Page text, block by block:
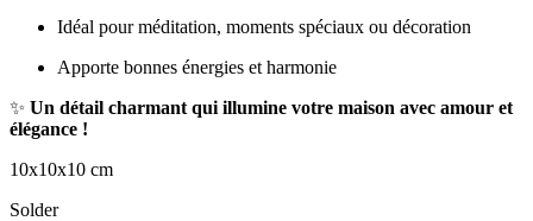
Idéal pour méditation, moments spéciaux ou décoration
Apporte bonnes énergies et harmonie
✨ Un détail charmant qui illumine votre maison avec amour et
élégance !
10x10x10 cm
Solder